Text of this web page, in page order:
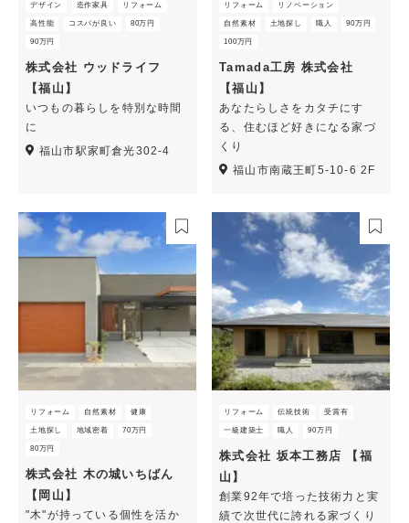
デザイン 造作家具 リフォーム
高性能 コスパが良い 80万円
90万円
株式会社 ウッドライフ
【福山】
いつもの暮らしを特別な時間
に
福山市駅家町倉光302-4
リフォーム リノベーション
自然素材 土地探し 職人 90万円
100万円
Tamada工房 株式会社
【福山】
あなたらしさをカタチにす
る、住むほど好きになる家づ
くり
福山市南蔵王町5-10-6 2F
リフォーム 自然素材 健康
土地探し 地域密着 70万円
80万円
株式会社 木の城いちばん
【岡山】
"木"が持っている個性を活か
リフォーム 伝統技術 受賞有
一級建築士 職人 90万円
株式会社 坂本工務店 【福
山】
創業92年で培った技術力と実
績で次世代に誇れる家づくり